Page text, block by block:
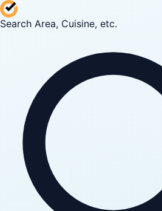
Search Area, Cuisine, etc.